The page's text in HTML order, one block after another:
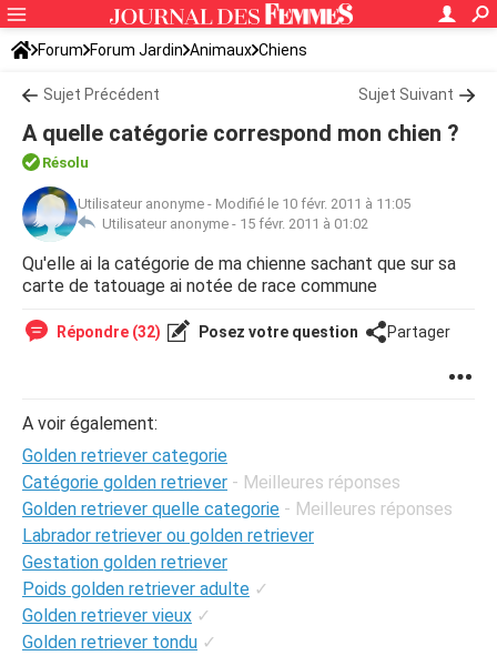
Forum Forum Jardin Animaux Chiens
Sujet Précédent Sujet Suivant
A quelle catégorie correspond mon chien ?
Résolu
Utilisateur anonyme - Modifié le 10 févr. 2011 à 11:05
Utilisateur anonyme - 15 févr. 2011 à 01:02
Qu'elle ai la catégorie de ma chienne sachant que sur sa
carte de tatouage ai notée de race commune
Répondre (32) Posez votre question Partager
A voir également:
Golden retriever categorie
Catégorie golden retriever - Meilleures réponses
Golden retriever quelle categorie - Meilleures réponses
Labrador retriever ou golden retriever
Gestation golden retriever
Poids golden retriever adulte ✓
Golden retriever vieux ✓
Golden retriever tondu ✓